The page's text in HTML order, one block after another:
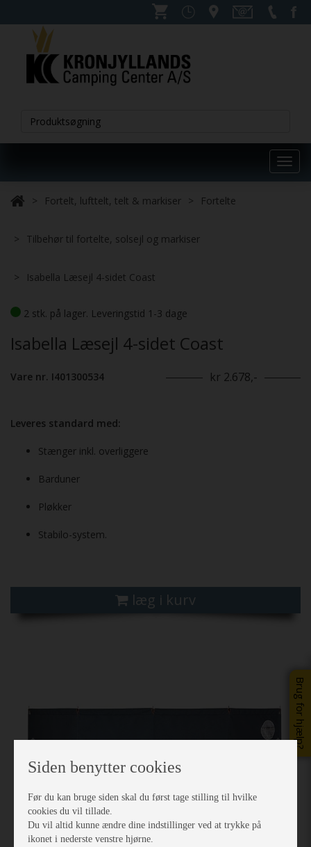
Brug for hjælp?
Fortelt, lufttelt, telt & markiser Fortelte
Tilbehør til fortelte, solsejl og markiser
Isabella Læsejl 4-sidet Coast
2 stk. på lager. Leveringstid 1-3 dage
Isabella Læsejl 4-sidet Coast
Vare nr. I401300534 kr 2.678,-
Leveres standard med:
Stænger inkl. overliggere
Barduner
Pløkker
Stabilo-system.
læg i kurv
Siden benytter cookies
Før du kan bruge siden skal du først tage stilling til hvilke
cookies du vil tillade.
Du vil altid kunne ændre dine indstillinger ved at trykke på
ikonet i nederste venstre hjørne.